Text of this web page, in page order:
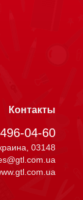
Контакты
04-60
03148